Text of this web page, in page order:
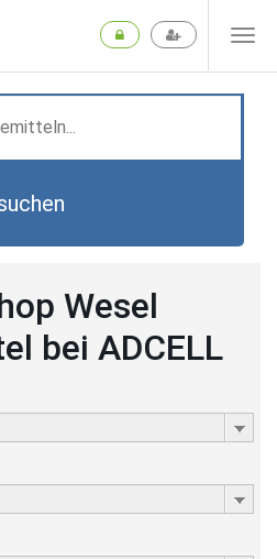
Wesel
bei ADCELL